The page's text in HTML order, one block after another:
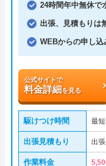
24時間年中無休で
出張、見積もりは
WEBからの申し込
公式サイトで
料金詳細を見る
駆けつけ時間 最
出張見積もり 出
作業料金